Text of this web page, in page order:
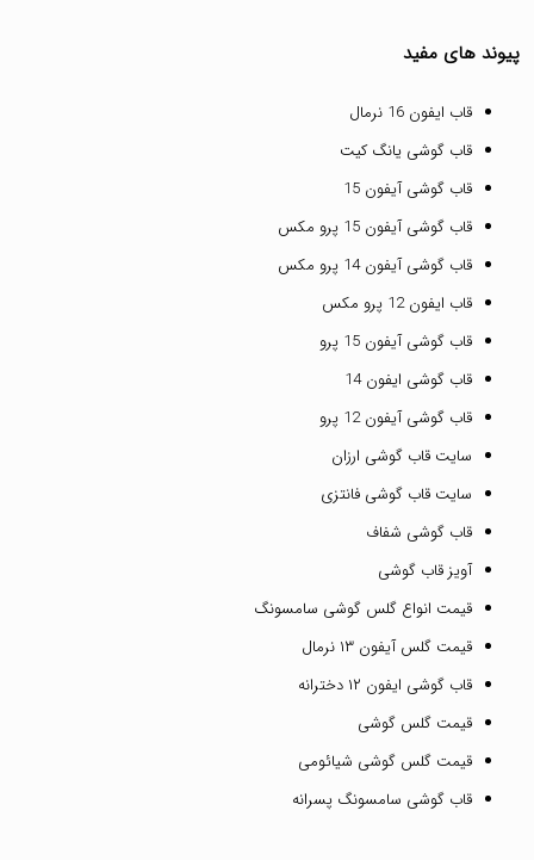
پیوند های مفید
قاب ایفون 16 نرمال
قاب گوشی یانگ کیت
قاب گوشی آیفون 15
قاب گوشی آیفون 15 پرو مکس
قاب گوشی آیفون 14 پرو مکس
قاب ایفون 12 پرو مکس
قاب گوشی آیفون 15 پرو
قاب گوشی ایفون 14
قاب گوشی آیفون 12 پرو
سایت قاب گوشی ارزان
سایت قاب گوشی فانتزی
قاب گوشی شفاف
آویز قاب گوشی
قیمت انواع گلس گوشی سامسونگ
قیمت گلس آیفون ۱۳ نرمال
قاب گوشی ایفون ۱۲ دخترانه
قیمت گلس گوشی
قیمت گلس گوشی شیائومی
قاب گوشی سامسونگ پسرانه